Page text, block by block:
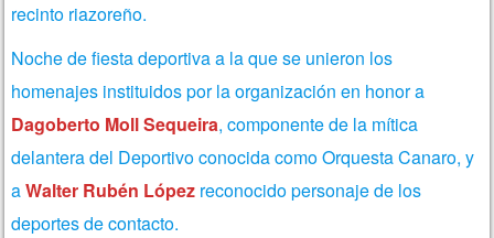
recinto riazoreño.
Noche de fiesta deportiva a la que se unieron los
homenajes instituidos por la organización en honor a
Dagoberto Moll Sequeira, componente de la mítica
delantera del Deportivo conocida como Orquesta Canaro, y
aWalter Rubén López reconocido personaje de los
deportes de contacto.